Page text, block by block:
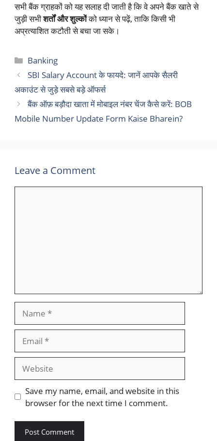
सभी बैंक ग्राहकों को यह सलाह दी जाती है कि वे अपने बैंक खाते से
जुड़ी सभीशर्तों और शुल्कोंको ध्यान से पढ़ें, ताकि किसी भी
अप्रत्याशित कटौती से बचा जा सके।
Categories
Banking
SBI Salary Account के फायदे: जानें आपके सैलरी
अकाउंट से जुड़े सबसे बड़े ऑफर्स
बैंक ऑफ़ बड़ौदा खाता में मोबाइल नंबर चेंज कैसे करें: BOB
Mobile Number Update Form Kaise Bharein?
Leave a Comment
Website
Save my name, email, and website in this
browser for the next time I comment.